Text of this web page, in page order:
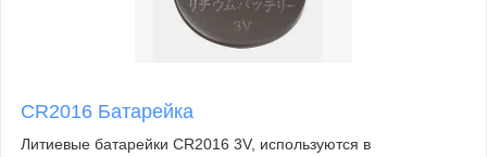
CR2016 Батарейка
Литиевые батарейки CR2016 3V, используются в